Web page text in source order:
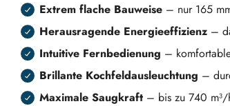
Extrem flache Bauweise – nur 165
Herausragende Energieeffizienz –
Intuitive Fernbedienung –
Brillante Kochfeldausleuchtung –
Maximale Saugkraft – bis zu 740